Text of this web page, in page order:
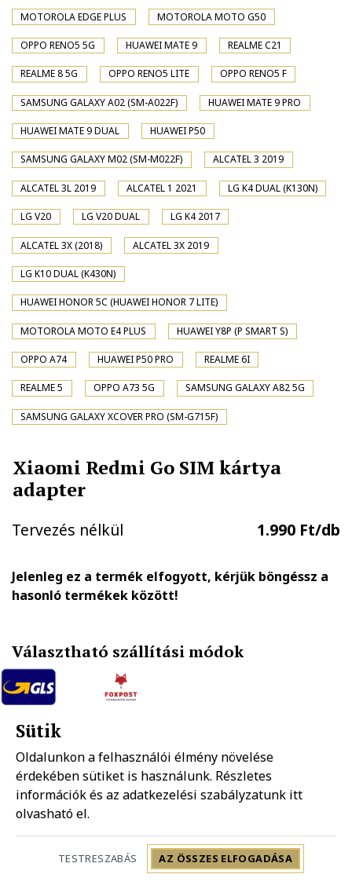
MOTOROLA EDGE PLUS MOTOROLA MOTO G50
OPPO RENO5 5G HUAWEI MATE 9 REALME C21
REALME 8 5G OPPO RENO5 LITE OPPO RENO5 F
SAMSUNG GALAXY A02 (SM-A022F) HUAWEI MATE 9 PRO
HUAWEI MATE 9 DUAL HUAWEI P50
SAMSUNG GALAXY M02 (SM-M022F) ALCATEL 3 2019
ALCATEL 3L 2019 ALCATEL 1 2021 LG K4 DUAL (K130N)
LG V20 LG V20 DUAL LG K4 2017
ALCATEL 3X (2018) ALCATEL 3X 2019
LG K10 DUAL (K430N)
HUAWEI HONOR 5C (HUAWEI HONOR 7 LITE)
MOTOROLA MOTO E4 PLUS HUAWEI Y8P (P SMART S)
OPPO A74 HUAWEI P50 PRO REALME 6I
REALME 5 OPPO A73 5G SAMSUNG GALAXY A82 5G
SAMSUNG GALAXY XCOVER PRO (SM-G715F)
Xiaomi Redmi Go SIM kártya
adapter
Tervezés nélkül 1.990 Ft/db
Jelenleg ez a termék elfogyott, kérjük böngéssz a
hasonló termékek között!
Választható szállítási módok
1.890 Ft
Mpl házhozszállítás
1.990 Ft
Mpl postapont
Szállítás: 2-5 munkanap
Sütik
Oldalunkon a felhasználói élmény növelése
érdekében sütiket is használunk. Részletes
információk és az adatkezelési szabályzatunk itt
olvasható el.
TESTRESZABÁS AZ ÖSSZES ELFOGADÁSA